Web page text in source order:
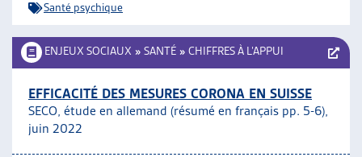
Santé psychique
ENJEUX SOCIAUX » SANTÉ » CHIFFRES À L’APPUI
EFFICACITÉ DES MESURES CORONA EN SUISSE
SECO, étude en allemand (résumé en français pp. 5-6),
juin 2022